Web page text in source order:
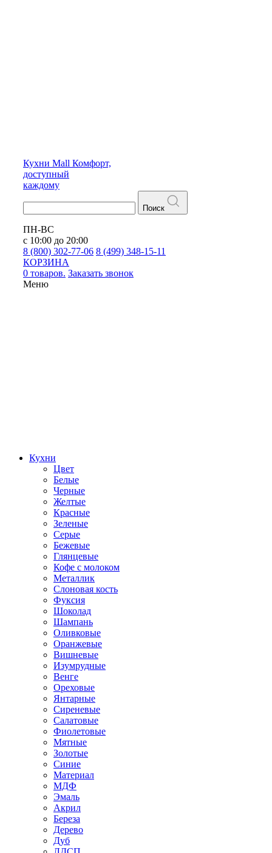
Кухни Mall Комфорт,
доступный
каждому
Поиск
ПН-ВС
с 10:00 до 20:00
8 (800) 302-77-06 8 (499) 348-15-11
КОРЗИНА
0 товаров. Заказать звонок
Меню
Кухни
Цвет
Белые
Черные
Желтые
Красные
Зеленые
Серые
Бежевые
Глянцевые
Кофе с молоком
Металлик
Слоновая кость
Фуксия
Шоколад
Шампань
Оливковые
Оранжевые
Вишневые
Изумрудные
Венге
Ореховые
Янтарные
Сиреневые
Салатовые
Фиолетовые
Мятные
Золотые
Синие
Материал
МДФ
Эмаль
Акрил
Береза
Дерево
Дуб